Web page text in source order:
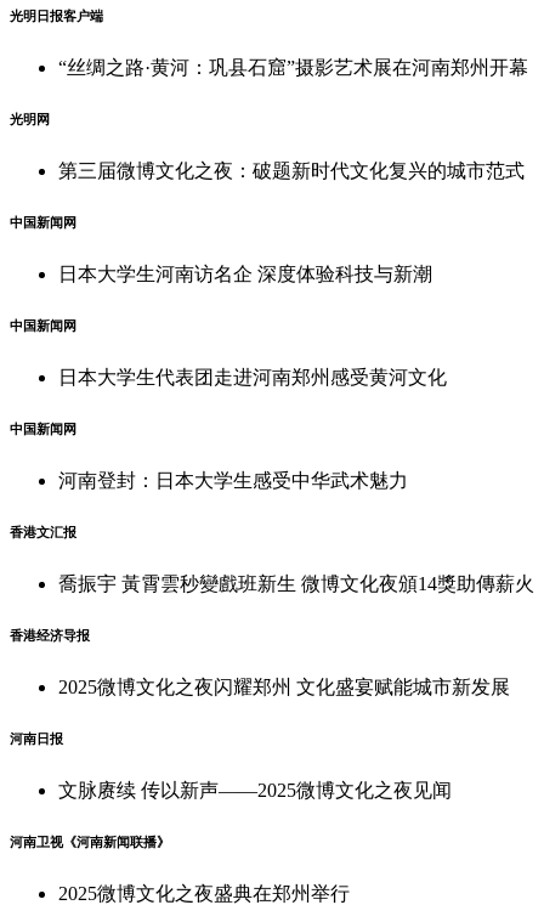
光明日报客户端
“丝绸之路·黄河：巩县石窟”摄影艺术展在河南郑州开幕
光明网
第三届微博文化之夜：破题新时代文化复兴的城市范式
中国新闻网
日本大学生河南访名企 深度体验科技与新潮
中国新闻网
日本大学生代表团走进河南郑州感受黄河文化
中国新闻网
河南登封：日本大学生感受中华武术魅力
香港文汇报
喬振宇 黃霄雲秒變戲班新生 微博文化夜頒14獎助傳薪火
香港经济导报
2025微博文化之夜闪耀郑州 文化盛宴赋能城市新发展
河南日报
文脉赓续 传以新声——2025微博文化之夜见闻
河南卫视《河南新闻联播》
2025微博文化之夜盛典在郑州举行